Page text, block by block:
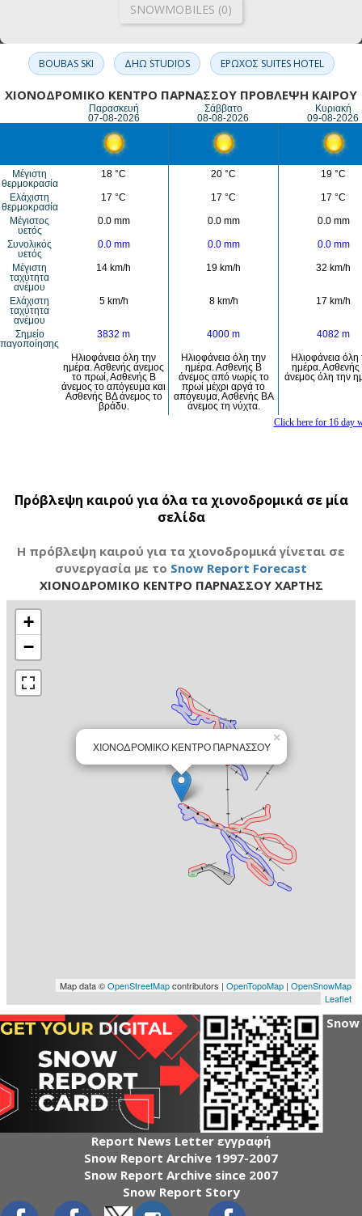
SNOWMOBILES (0)
BOUBAS SKI ΔΗΩ STUDIOS ΕΡΩΧΟΣ SUITES HOTEL
ΧΙΟΝΟΔΡΟΜΙΚΟ ΚΕΝΤΡΟ ΠΑΡΝΑΣΣΟΥ ΠΡΟΒΛΕΨΗ ΚΑΙΡΟΥ
Πρόβλεψη καιρού για όλα τα χιονοδρομικά σε μία
σελίδα
H πρόβλεψη καιρού για τα χιονοδρομικά γίνεται σε
συνεργασία με το Snow Report Forecast
ΧΙΟΝΟΔΡΟΜΙΚΟ ΚΕΝΤΡΟ ΠΑΡΝΑΣΣΟΥ ΧΑΡΤΗΣ
Snow
Report News Letter εγγραφή
Snow Report Archive 1997-2007
Snow Report Archive since 2007
Snow Report Story